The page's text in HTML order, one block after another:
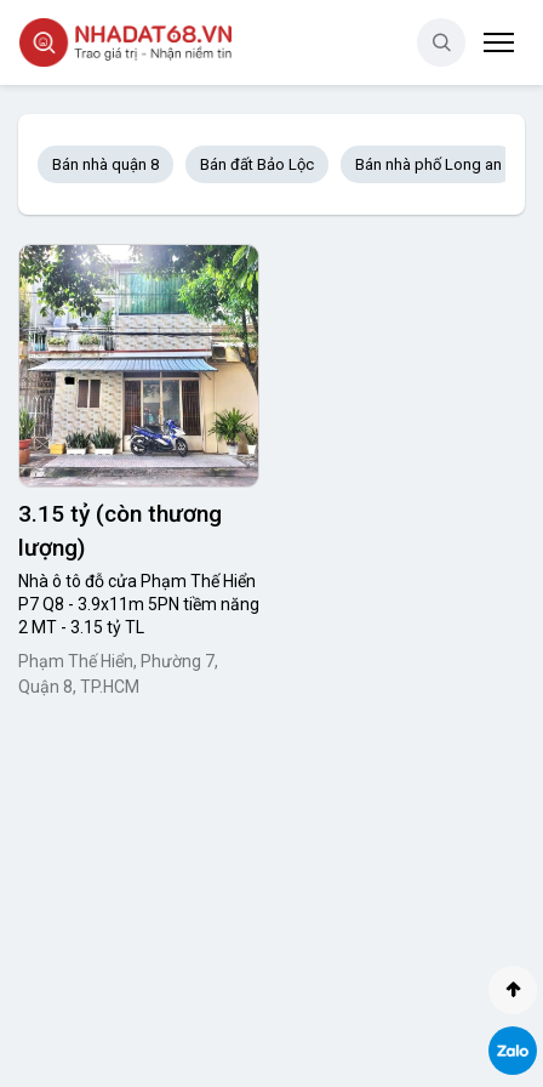
Bán nhà quận 8 Bán đất Bảo Lộc Bán nhà phố Long an
3.15 tỷ (còn thương
lượng)
Nhà ô tô đỗ cửa Phạm Thế Hiển
P7 Q8 - 3.9x11m 5PN tiềm năng
2 MT - 3.15 tỷ TL
Phạm Thế Hiển, Phường 7,
Quận 8, TP.HCM